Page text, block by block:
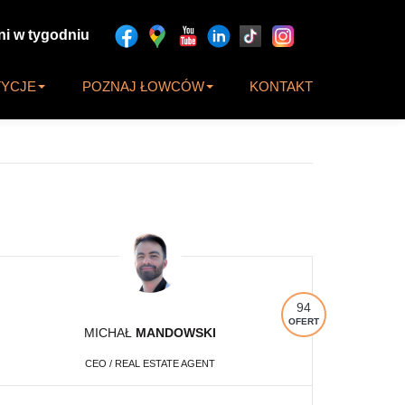
POZNAJ ŁOWCÓW KONTAKT
w tygodniu
94
OFERT
MICHAŁ MANDOWSKI
CEO / REAL ESTATE AGENT